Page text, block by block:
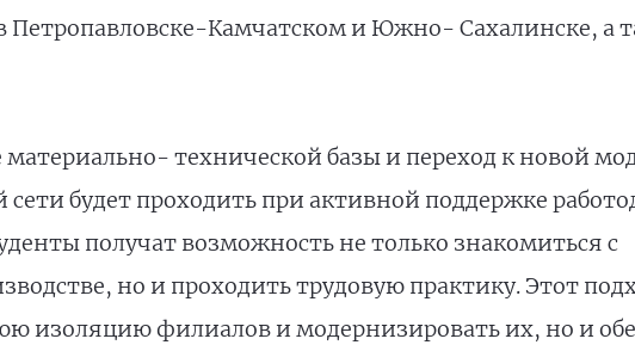
Петропавловске-Камчатском и Южно- Сахалинске, а
технической базы и переход к новой
сети будет проходить при активной поддержке
получат возможность не только знакомиться с
но и проходить трудовую практику. Этот
изоляцию филиалов и модернизировать их, но и